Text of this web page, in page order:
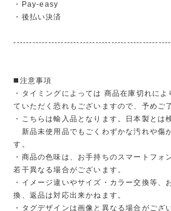
・Pay-easy
・後払い決済
◼️注意事項
・タイミングによっては 商品在庫切れに
ていただく恐れもございますので、予めご
・こちらは輸入品となります。日本製とは
新品未使用品でもごくわずかな汚れや傷
す。
・商品の色味は、お手持ちのスマートフォ
若干異なる場合がございます。
・イメージ違いやサイズ・カラー交換等、
換、返品は対応出来かねます。
・タグデザインは画像と異なる場合がござ